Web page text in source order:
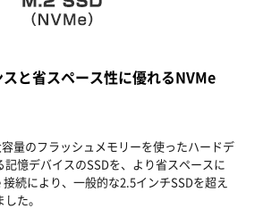
と省スペース性に優れるNVMe
量のフラッシュメモリーを使ったハードデ
憶デバイスのSSDを、より省スペースに
続により、一般的な2.5インチSSDを超え
た。